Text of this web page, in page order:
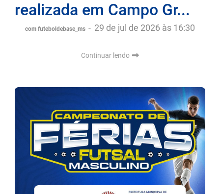
realizada em Campo Gr...
com futeboldebase_ms - 29 de jul de 2026 às 16:30
Continuar lendo